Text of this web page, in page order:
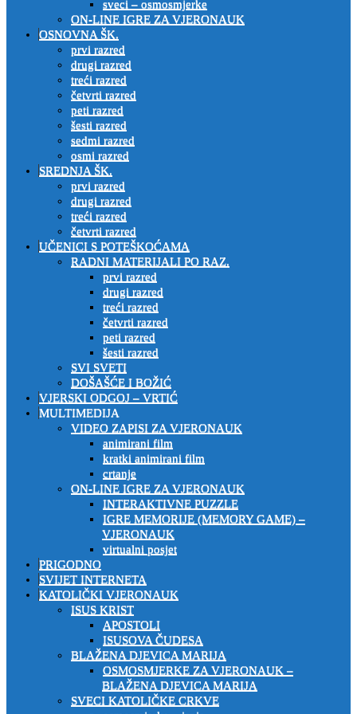
sveci – osmosmjerke
ON-LINE IGRE ZA VJERONAUK
OSNOVNA ŠK.
prvi razred
drugi razred
treći razred
četvrti razred
peti razred
šesti razred
sedmi razred
osmi razred
SREDNJA ŠK.
prvi razred
drugi razred
treći razred
četvrti razred
UČENICI S POTEŠKOĆAMA
RADNI MATERIJALI PO RAZ.
prvi razred
drugi razred
treći razred
četvrti razred
peti razred
šesti razred
SVI SVETI
DOŠAŠĆE I BOŽIĆ
VJERSKI ODGOJ – VRTIĆ
MULTIMEDIJA
VIDEO ZAPISI ZA VJERONAUK
animirani film
kratki animirani film
crtanje
ON-LINE IGRE ZA VJERONAUK
INTERAKTIVNE PUZZLE
IGRE MEMORIJE (MEMORY GAME) –
VJERONAUK
virtualni posjet
PRIGODNO
SVIJET INTERNETA
KATOLIČKI VJERONAUK
ISUS KRIST
APOSTOLI
ISUSOVA ČUDESA
BLAŽENA DJEVICA MARIJA
OSMOSMJERKE ZA VJERONAUK –
BLAŽENA DJEVICA MARIJA
SVECI KATOLIČKE CRKVE